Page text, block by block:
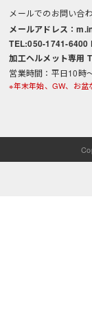
メールでのお問い合
メールアドレス：
TEL:050-1741-6400
加工ヘルメット専用
営業時間：平日10時
※年末年始、GW、お盆